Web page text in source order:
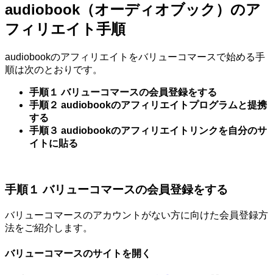
audiobook（オーディオブック）のア
フィリエイト手順
audiobookのアフィリエイトをバリューコマースで始める手
順は次のとおりです。
手順１ バリューコマースの会員登録をする
手順２ audiobookのアフィリエイトプログラムと提携
する
手順３ audiobookのアフィリエイトリンクを自分のサ
イトに貼る
手順１ バリューコマースの会員登録をする
バリューコマースのアカウントがない方に向けた会員登録方
法をご紹介します。
バリューコマースのサイトを開く